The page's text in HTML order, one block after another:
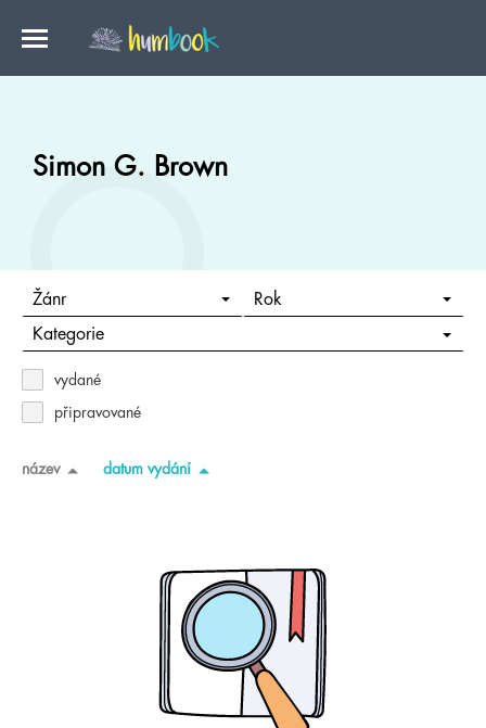
Simon G. Brown
Žánr Rok
Kategorie
vydané
připravované
název datum vydání